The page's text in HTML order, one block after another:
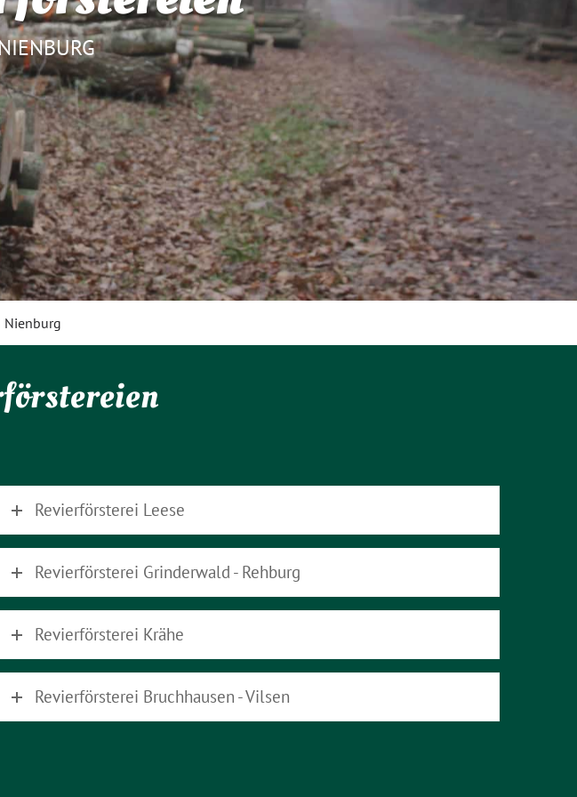
Nienburg
Revierförsterei Leese
Revierförsterei Grinderwald - Rehburg
Revierförsterei Krähe
Revierförsterei Bruchhausen - Vilsen